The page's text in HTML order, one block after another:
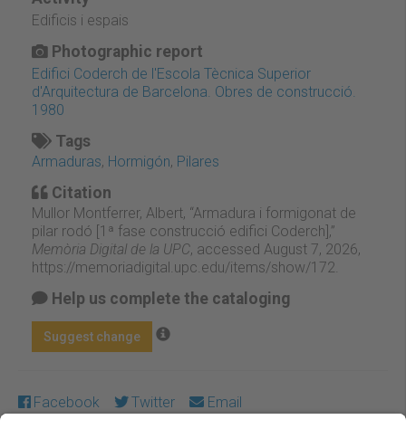
Edificis i espais
Photographic report
Edifici Coderch de l'Escola Tècnica Superior
d'Arquitectura de Barcelona. Obres de construcció.
1980
Tags
Armaduras, Hormigón, Pilares
Citation
Mullor Montferrer, Albert, “Armadura i formigonat de
pilar rodó [1ª fase construcció edifici Coderch],”
Memòria Digital de la UPC, accessed August 7, 2026,
https://memoriadigital.upc.edu/items/show/172
Help us complete the cataloging
Suggest change
Facebook Twitter Email